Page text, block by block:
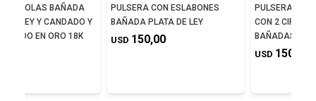
DE BOLAS BAÑADA
DE LEY Y CANDADO Y
EN ORO 18K
PULSERA CON ESLABONES
BAÑADA PLATA DE LEY
USD 150,00
PULSERA
CON 2
BAÑADAS EN
USD 150,00